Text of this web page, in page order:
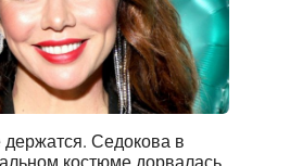
Седокова в
костюме дорвалась